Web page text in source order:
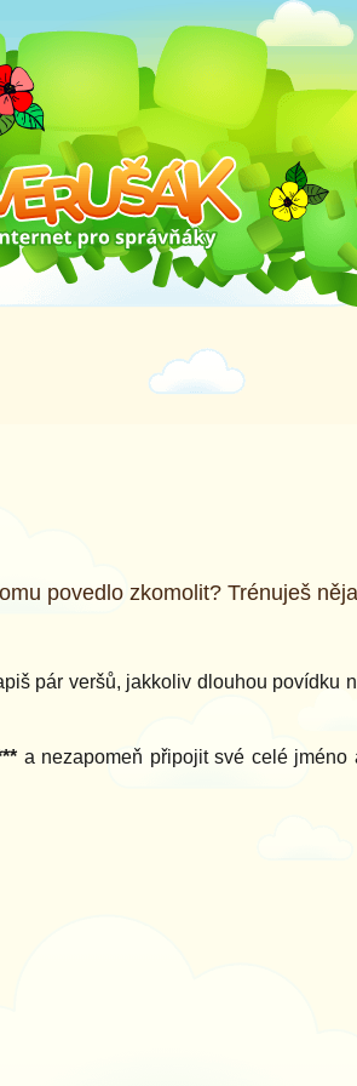
povedlo zkomolit? Trénuješ
pár veršů, jakkoliv dlouhou povídku
a nezapomeň připojit své celé